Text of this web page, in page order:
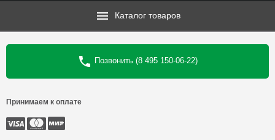
Каталог товаров
Позвонить (8 495 150-06-22)
Принимаем к оплате